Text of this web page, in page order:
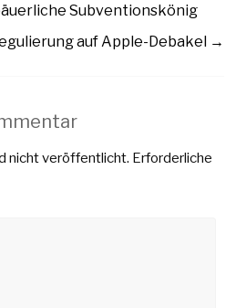
Subventionskönig
auf Apple-Debakel →
nicht veröffentlicht. Erforderliche